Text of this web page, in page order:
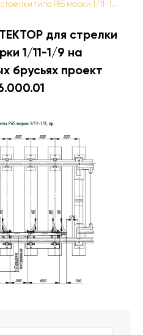
Контррельс-протектор для стрелки типа Р65 марки 1/11-1/9
для стрелки
1/11-1/9 на
брусьях проект